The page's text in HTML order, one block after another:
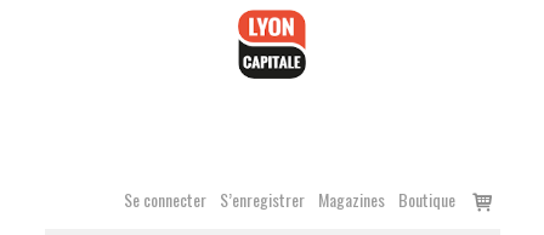
Se connecter S’enregistrer Magazines Boutique
Voir